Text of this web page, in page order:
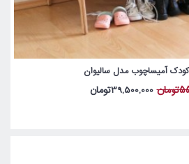
آمیساچوب مدل سالیوان
39,500,000تومان